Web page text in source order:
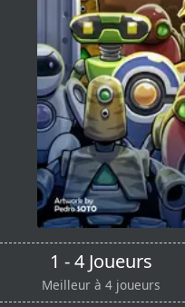
1 - 4 Joueurs
Meilleur à 4 joueurs